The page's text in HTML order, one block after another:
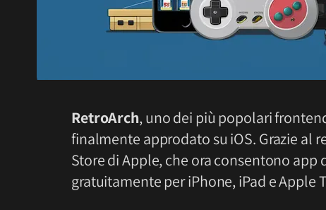
RetroArch, uno dei più popolari
finalmente approdato su iOS. Grazie al
Store di Apple, che ora consentono app
gratuitamente per iPhone, iPad e Apple